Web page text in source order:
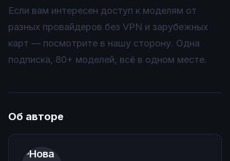
Если вам интересен доступ к моделям от
разных провайдеров без VPN и зарубежных
карт — посмотрите в нашу сторону. Одна
подписка, 80+ моделей, всё в одном месте.
Об авторе